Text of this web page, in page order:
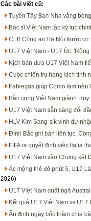
Các bài viết cũ:
Tuyển Tây Ban Nha vắng
Bác sĩ Việt Nam lập kỷ lục
CLB Công an Hà Nội trước cơ
U17 Việt Nam - U17 Úc:
Kịch bản đưa U17 Việt Nam
Cuộc chiến trụ hạng kịch tính
Fabregas giúp Como làm nên
Bắn cung Việt Nam giành
U17 Việt Nam sẵn sàng đối
HLV Kim Sang-sik vinh dự
Đình Bắc ghi bàn liên tục,
FIFA ra quyết định việc Italia
U17 Việt Nam vào Chung kết
Ác mộng thẻ đỏ phút 5, U17
2026)
U17 Việt Nam quật ngã
Kết quả U17 Việt Nam vs
Ấn định ngày bốc thăm chia